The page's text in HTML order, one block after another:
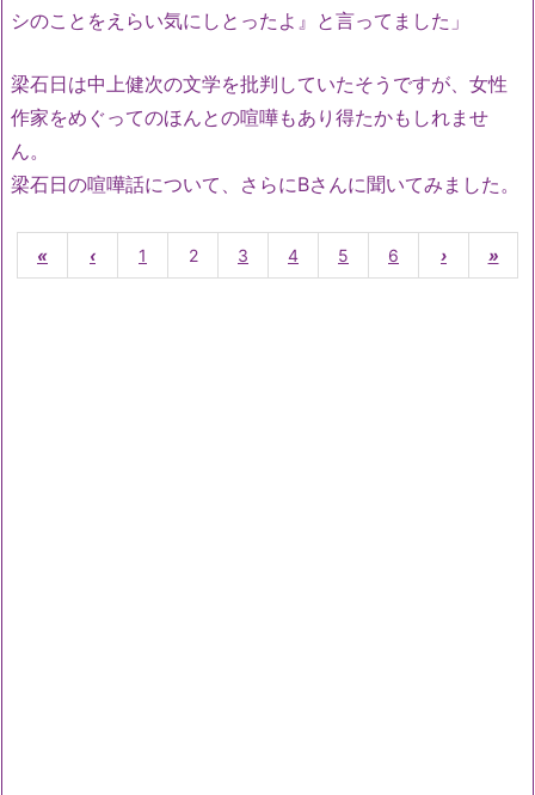
シのことをえらい気にしとったよ』と言ってました」
梁石日は中上健次の文学を批判していたそうですが、女性
作家をめぐってのほんとの喧嘩もあり得たかもしれませ
ん。
梁石日の喧嘩話について、さらにBさんに聞いてみました。
« ‹ 1 2 3 4 5 6 › »